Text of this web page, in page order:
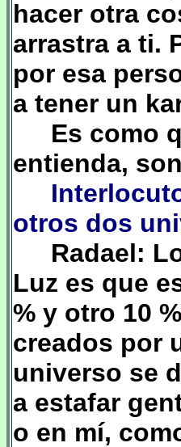
hacer otra
arrastra a ti.
por esa
a tener un
Es como
entienda,
otros dos
Radael:
Luz es que
% y otro 10
creados por
universo se
a estafar
o en mí,